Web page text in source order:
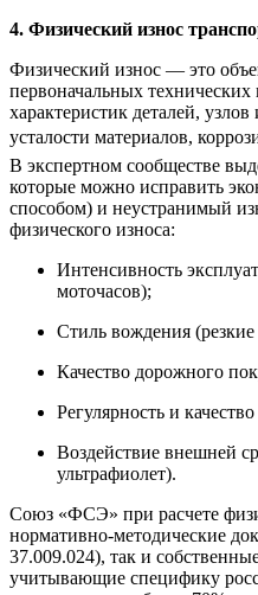
4. Физический износ
Физический износ — это
первоначальных технических
характеристик деталей, узлов
усталости материалов,
В экспертном сообществе
которые можно исправить
способом) и неустранимый
физического износа:
Интенсивность
моточасов);
Стиль вождения
Качество дорожного
Регулярность и
Воздействие внешней
ультрафиолет).
Союз «ФСЭ» при расчете
нормативно-методические
37.009.024), так и
учитывающие специфику